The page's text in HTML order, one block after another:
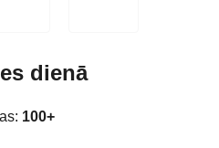
dienā
100+